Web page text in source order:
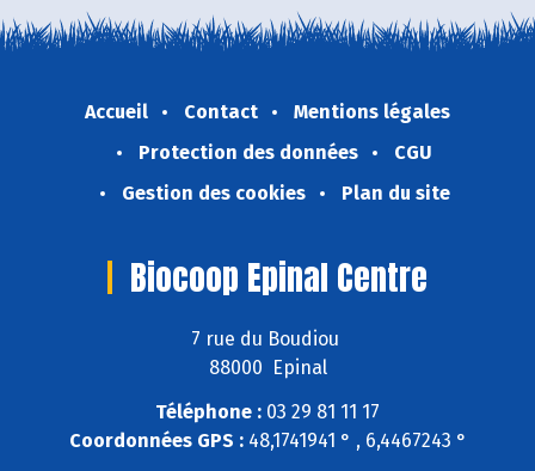
Accueil Contact
Mentions légales
Protection des données
CGU
Gestion des cookies
Plan du site
Biocoop Epinal Centre
7 rue du Boudiou
88000 Epinal
Téléphone : 03 29 81 11 17
Coordonnées GPS :48,1741941 ° , 6,4467243 °